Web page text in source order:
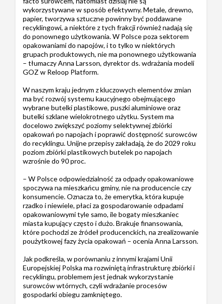
wykorzystywane w sposób efektywny. Metale, drewno,
papier, tworzywa sztuczne powinny być poddawane
recyklingowi, a niektóre z tych frakcji również nadają się
do ponownego użytkowania. W Polsce poza sektorem
opakowaniami do napojów, i to tylko w niektórych
grupach produktowych, nie ma ponownego użytkowania
– tłumaczy Anna Larsson, dyrektor ds. wdrażania modeli
GOZ w Reloop Platform.
W naszym kraju jednym z kluczowych elementów zmian
ma być rozwój systemu kaucyjnego obejmującego
wybrane butelki plastikowe, puszki aluminiowe oraz
butelki szklane wielokrotnego użytku. System ma
docelowo zwiększyć poziomy selektywnej zbiórki
opakowań po napojach i poprawić dostępność surowców
do recyklingu. Unijne przepisy zakładają, że do 2029 roku
poziom zbiórki plastikowych butelek po napojach
wzrośnie do 90 proc.
– W Polsce odpowiedzialność za odpady opakowaniowe
spoczywa na mieszkańcu gminy, nie na producencie czy
konsumencie. Oznacza to, że emerytka, która kupuje
rzadko i niewiele, płaci za gospodarowanie odpadami
opakowaniowymi tyle samo, ile bogaty mieszkaniec
miasta kupujący często i dużo. Brakuje finansowania,
które pochodzi ze źródeł producenckich, na zrealizowanie
poużytkowej fazy życia opakowań – ocenia Anna Larsson.
Jak podkreśla, w porównaniu z innymi krajami Unii
Europejskiej Polska ma rozwiniętą infrastrukturę zbiórki i
recyklingu, problemem jest jednak wykorzystanie
surowców wtórnych, czyli wdrażanie procesów
gospodarki obiegu zamkniętego.